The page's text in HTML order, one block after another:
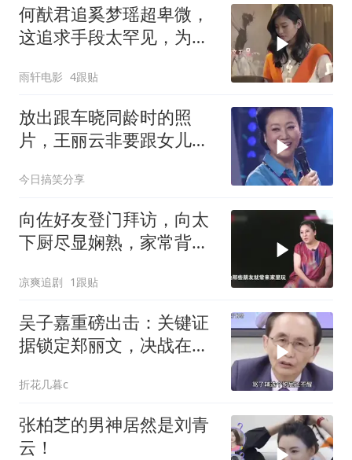
何猷君追奚梦瑶超卑微，
这追求手段太罕见，为爱
雨轩电影 4跟贴
放出跟车晓同龄时的照
片，王丽云非要跟女儿比
笑翻
今日搞笑分享
向佐好友登门拜访，向太
下厨尽显娴熟，家常背后
凉爽追剧 1跟贴
吴子嘉重磅出击：关键证
据锁定郑丽文，决战在
折花几暮c
张柏芝的男神居然是刘青
云！